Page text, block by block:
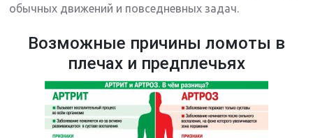
обычных движений и повседневных задач.
Возможные причины ломоты в
плечах и предплечьях